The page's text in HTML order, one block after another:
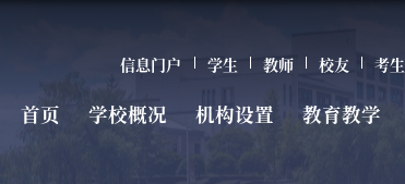
信息门户 学生 教师 校友 考生
首页 学校概况 机构设置 教育教学